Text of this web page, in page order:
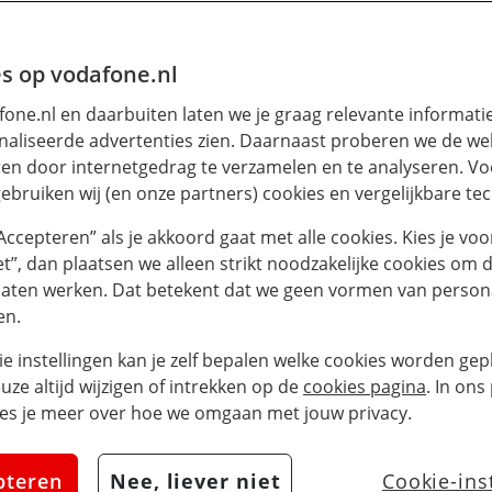
van een
ervoor dat je geen belletjes, berichten of
krijgt hier geen melding van, maar zal
herhaaldelijk ongewenste telefoontjes ontvangt.
blokkeren op een
als onbekende telefoonnummers
meer bellen, FaceTimen of een bericht sturen via
op iPhone
blokkeren? Dan werkt dat als volgt:
op vodafone.nl
en daarbuiten laten we je graag relevante
advertenties zien. Daarnaast proberen we de
door internetgedrag te verzamelen en te analyseren.
wij (en onze partners) cookies en vergelijkbare
als je akkoord gaat met alle cookies. Kies je
dan plaatsen we alleen strikt noodzakelijke cookies om
werken. Dat betekent dat we geen vormen van
instellingen kan je zelf bepalen welke cookies worden
altijd wijzigen of intrekken op de cookies pagina. In ons
je meer over hoe we omgaan met jouw privacy.
Nee, liever niet Cookie-